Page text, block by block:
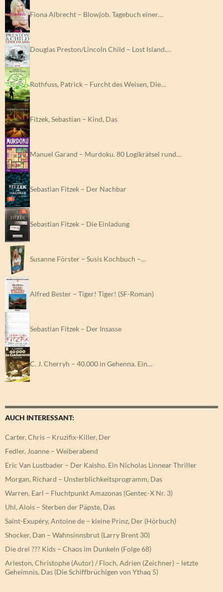
Fiona Albrecht – Blowjob. Tagebuch einer…
Douglas Preston/Lincoln Child – Lost Island.…
Rothfuss, Patrick – Furcht des Weisen, Die…
Fitzek, Sebastian – Kind, Das
Manuel Garand – Murdoku. 80 Logikrätsel rund…
Sebastian Fitzek – Der Nachbar
Sebastian Fitzek – Die Einladung
Susanne Förster – Susis Kochbuch –…
Alfred Bester – Tiger! Tiger! (SF-Roman)
Sebastian Fitzek – Der Insasse
C. J. Cherryh – 40.000 in Gehenna. Ein…
AUCH INTERESSANT:
Carter, Chris – Kruzifix-Killer, Der
Fedler, Joanne – Weiberabend
Eric Van Lustbader – Der Kaisho. Ein Nicholas Linnear Thriller
Morgan, Richard – Unsterblichkeitsprogramm, Das
Warren, Earl – Fluchtpunkt Amazonas (Gentec-X Nr. 3)
Uhl, Alois – Sterben der Päpste, Das
Saint-Exupéry, Antoine de – kleine Prinz, Der (Hörbuch)
Shocker, Dan – Wahnsinnsbrut (Larry Brent 30)
Die drei ??? Kids – Chaos im Dunkeln (Folge 68)
Arleston, Christophe (Autor) / Floch, Adrien (Zeichner) – letzte
Geheimnis, Das (Die Schiffbrüchigen von Ythaq 5)